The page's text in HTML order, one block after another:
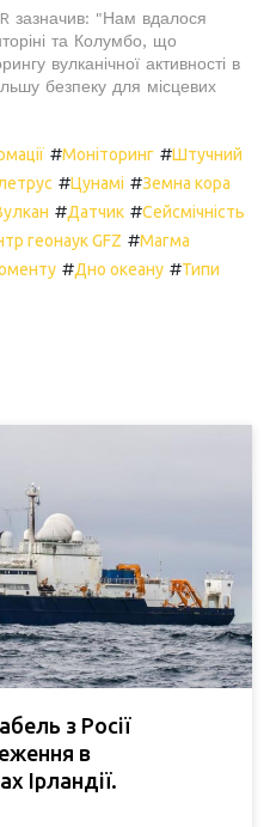
зазначив: "Нам вдалося
та Колумбо, що
вулканічної активності в
безпеку для місцевих
#Моніторинг #Штучний
#Цунамі #Земна кора
#Датчик #Сейсмічність
геонаук GFZ #Магма
#Дно океану #Типи
з Росії
в
Ірландії.